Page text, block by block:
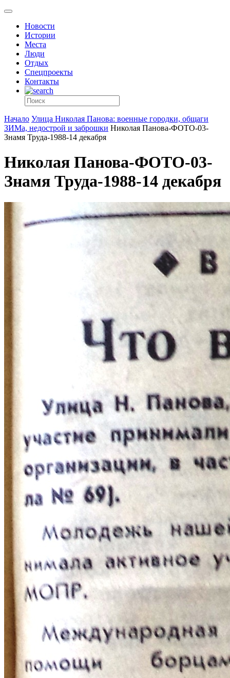
Новости
Истории
Места
Люди
Отдых
Спецпроекты
Контакты
Начало Улица Николая Панова: военные городки, общаги
ЗИМа, недострой и заброшки Николая Панова-ФОТО-03-
Знамя Труда-1988-14 декабря
Николая Панова-ФОТО-03-
Знамя Труда-1988-14 декабря